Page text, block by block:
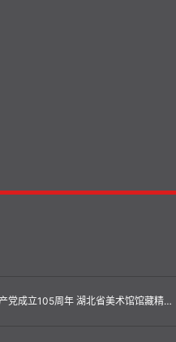
展讯 | 荆楚艺萃 百年华章——庆祝中国共产党成立105周年 湖北省美术馆馆藏精品汇展